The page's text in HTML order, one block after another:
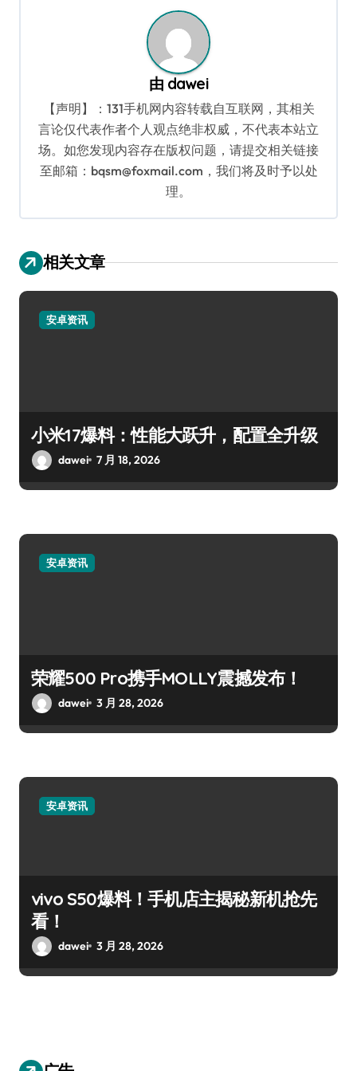
由 dawei
【声明】：131手机网内容转载自互联网，其相关
言论仅代表作者个人观点绝非权威，不代表本站立
场。如您发现内容存在版权问题，请提交相关链接
至邮箱：bqsm@foxmail.com，我们将及时予以处
理。
相关文章
安卓资讯
小米17爆料：性能大跃升，配置全升级
dawei 7 月 18, 2026
安卓资讯
荣耀500 Pro携手MOLLY震撼发布！
dawei 3 月 28, 2026
安卓资讯
vivo S50爆料！手机店主揭秘新机抢先
看！
dawei 3 月 28, 2026